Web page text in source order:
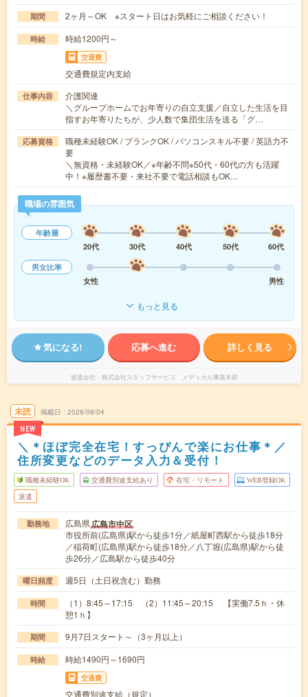
期間 2ヶ月～OK ※スタート日はお気軽にご相談ください！
時給 時給1200円～
交通費
交通費規定内支給
仕事内容
介護関連
＼グループホームでお年寄りの自立支援／自立した生活を目
指すお年寄りたちが、少人数で集団生活を送る「グ…
応募資格
職種未経験OK / ブランクOK / パソコンスキル不要 / 英語力不
要
＼無資格・未経験OK／※年齢不問※50代・60代の方も活躍
中！※履歴書不要・来社不要で電話相談もOK…
職場の雰囲気
年齢層
20代
30代 40代 50代
60代
男女比率
女性
男性
もっと見る
気になる! 応募へ進む 詳しく見る
派遣会社 株式会社スタッフサービス メディカル事業本部
未読
NEW
掲載日 2026/08/04
＼＊ほぼ完全在宅！すっぴんで楽にお仕事＊／
住所変更などのデータ入力＆受付！
職種未経験OK 交通費別途支給あり 在宅・リモート WEB登録OK
派遣
勤務地 広島県広島市中区
市役所前(広島県)駅から徒歩1分／紙屋町西駅から徒歩18分
／稲荷町(広島県)駅から徒歩18分／八丁堀(広島県)駅から徒
歩26分／広島駅から徒歩40分
曜日頻度 週5日（土日祝含む）勤務
時間
（1）8:45～17:15 （2）11:45～20:15 【実働7.5ｈ・休
憩1ｈ】
期間 9月7日スタート～（3ヶ月以上）
時給 時給1490円～1690円
交通費
交通費別途支給（規定）